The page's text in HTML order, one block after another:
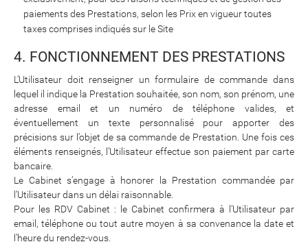
paiements des Prestations, selon les Prix en vigueur toutes
taxes comprises indiqués sur le Site
4. FONCTIONNEMENT DES PRESTATIONS
L’Utilisateur doit renseigner un formulaire de commande dans
lequel il indique la Prestation souhaitée, son nom, son prénom, une
adresse email et un numéro de téléphone valides, et
éventuellement un texte personnalisé pour apporter des
précisions sur l’objet de sa commande de Prestation. Une fois ces
éléments renseignés, l’Utilisateur effectue son paiement par carte
bancaire.
Le Cabinet s’engage à honorer la Prestation commandée par
l’Utilisateur dans un délai raisonnable.
Pour les RDV Cabinet : le Cabinet confirmera à l’Utilisateur par
email, téléphone ou tout autre moyen à sa convenance la date et
l’heure du rendez-vous.